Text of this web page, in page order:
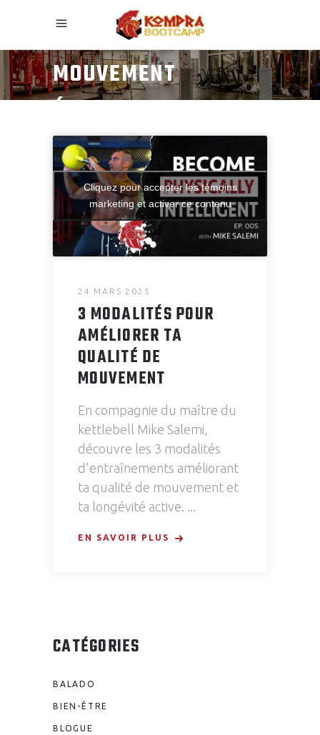
QUALITÉ DE
MOUVEMENT
ÉTIQUETTE
Cliquez pour accepter les témoins
marketing et activer ce contenu
24 MARS 2025
3 MODALITÉS POUR
AMÉLIORER TA
QUALITÉ DE
MOUVEMENT
En compagnie du maître du
kettlebell Mike Salemi,
découvre les 3 modalités
d'entraînements améliorant
ta qualité de mouvement et
ta longévité active.
EN SAVOIR PLUS
CATÉGORIES
BALADO
BIEN-ÊTRE
BLOGUE